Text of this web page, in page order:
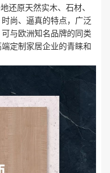
还原天然实木、石材、
尚、逼真的特点，广泛
与欧洲知名品牌的同类
定制家居企业的青睐和